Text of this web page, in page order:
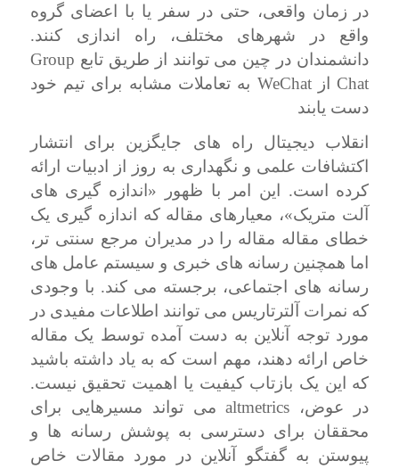
در زمان واقعی، حتی در سفر یا با اعضای گروه
واقع در شهرهای مختلف، راه اندازی کنند.
دانشمندان در چین می توانند از طریق تابع Group
Chat
ازWeChat به تعاملات مشابه برای تیم خود
دست یابند
انقلاب دیجیتال راه های جایگزین برای انتشار
اکتشافات علمی و نگهداری به روز از ادبیات ارائه
کرده است. این امر با ظهور «اندازه گیری های
آلت متریک»، معیارهای مقاله که اندازه گیری یک
خطای مقاله مقاله را در مدیران مرجع سنتی تر،
اما همچنین رسانه های خبری و سیستم عامل های
رسانه های اجتماعی، برجسته می کند. با وجودی
که نمرات آلترتاریس می توانند اطلاعات مفیدی در
مورد توجه آنلاین به دست آمده توسط یک مقاله
خاص ارائه دهند، مهم است که به یاد داشته باشید
که این یک بازتاب کیفیت یا اهمیت تحقیق نیست.
در عوض، altmetrics می تواند مسیرهایی برای
محققان برای دسترسی به پوشش رسانه ها و
پیوستن به گفتگو آنلاین در مورد مقالات خاص